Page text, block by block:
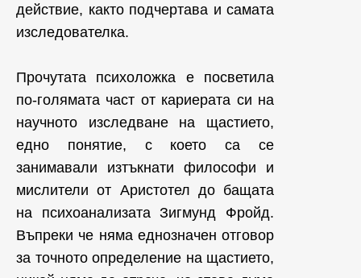
действие, както подчертава и самата
изследователка.
Прочутата психоложка е посветила
по-голямата част от кариерата си на
научното изследване на щастието,
едно понятие, с което са се
занимавали изтъкнати философи и
мислители от Аристотел до бащата
на психоанализата Зигмунд Фройд.
Въпреки че няма еднозначен отговор
за точното определение на щастието,